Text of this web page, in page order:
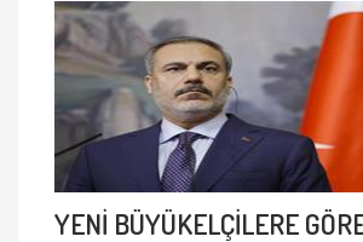
YENİ BÜYÜKELÇİLERE